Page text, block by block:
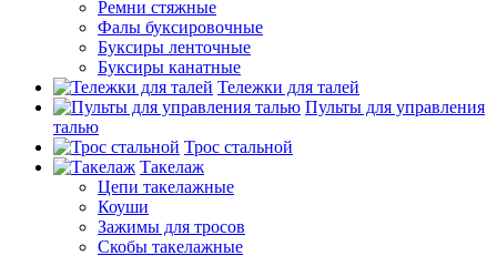
Ремни стяжные
Фалы буксировочные
Буксиры ленточные
Буксиры канатные
Тележки для талей
Пульты для управления
талью
Трос стальной
Такелаж
Цепи такелажные
Коуши
Зажимы для тросов
Скобы такелажные